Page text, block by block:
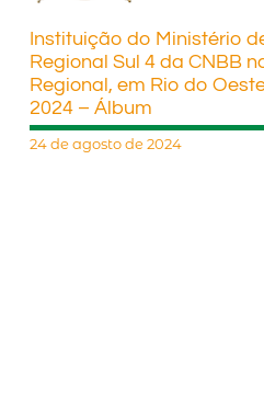
Instituição do Ministério
Regional Sul 4 da CNBB
Regional, em Rio do
2024 – Álbum
24 de agosto de 2024